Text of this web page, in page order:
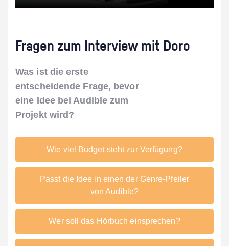
Fragen zum Interview mit Doro